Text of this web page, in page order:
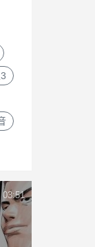
03:51